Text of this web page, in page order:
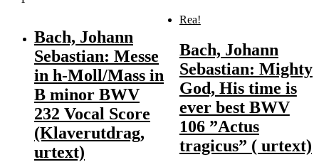
Bach, Johann
Sebastian: Messe
in h-Moll/Mass in
B minor BWV
232 Vocal Score
(Klaverutdrag,
urtext)
Rea!
Bach, Johann
Sebastian: Mighty
God, His time is
ever best BWV
106 ”Actus
tragicus” ( urtext)